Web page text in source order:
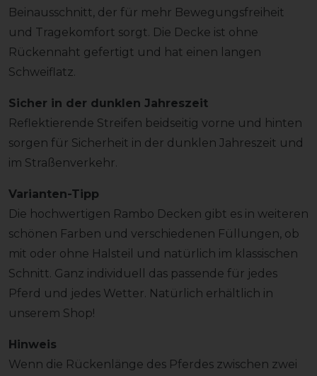
Beinausschnitt, der für mehr Bewegungsfreiheit
und Tragekomfort sorgt. Die Decke ist ohne
Rückennaht gefertigt und hat einen langen
Schweiflatz.
Sicher in der dunklen Jahreszeit
Reflektierende Streifen beidseitig vorne und hinten
sorgen für Sicherheit in der dunklen Jahreszeit und
im Straßenverkehr.
Varianten-Tipp
Die hochwertigen Rambo Decken gibt es in weiteren
schönen Farben und verschiedenen Füllungen, ob
mit oder ohne Halsteil und natürlich im klassischen
Schnitt. Ganz individuell das passende für jedes
Pferd und jedes Wetter. Natürlich erhältlich in
unserem Shop!
Hinweis
Wenn die Rückenlänge des Pferdes zwischen zwei